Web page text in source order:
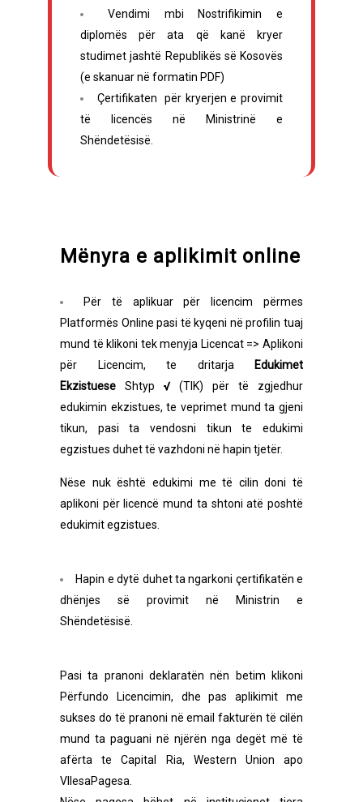
Vendimi mbi Nostrifikimin e
diplomës për ata që kanë kryer
studimet jashtë Republikës së Kosovës
(e skanuar në formatin PDF)
Çertifikaten për kryerjen e provimit
të licencës në Ministrinë e
Shëndetësisë.
Mënyra e aplikimit online
Për të aplikuar për licencim përmes
Platformës Online pasi të kyqeni në profilin tuaj
mund të klikoni tek menyja Licencat => Aplikoni
për Licencim, te dritarja
Edukimet
Ekzistuese Shtyp √ (TIK) për të zgjedhur
edukimin ekzistues, te veprimet mund ta gjeni
tikun, pasi ta vendosni tikun te edukimi
egzistues duhet të vazhdoni në hapin tjetër.
Nëse nuk është edukimi me të cilin doni të
aplikoni për licencë mund ta shtoni atë poshtë
edukimit egzistues.
Hapin e dytë duhet ta ngarkoni çertifikatën e
dhënjes së provimit në Ministrin e
Shëndetësisë.
Pasi ta pranoni deklaratën nën betim klikoni
Përfundo Licencimin, dhe pas aplikimit me
sukses do të pranoni në email fakturën të cilën
mund ta paguani në njërën nga degët më të
afërta te Capital Ria, Western Union apo
VllesaPagesa.